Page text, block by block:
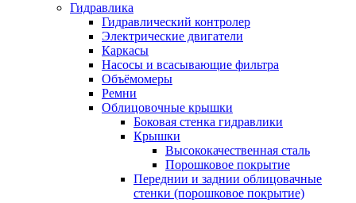
Гидравлика
Гидравлический контролер
Электрические двигатели
Каркасы
Насосы и всасывающие фильтра
Объёмомеры
Ремни
Облицовочные крышки
Боковая стенка гидравлики
Крышки
Высококачественная сталь
Порошковое покрытие
Переднии и заднии облицовачные
стенки (порошковое покрытие)